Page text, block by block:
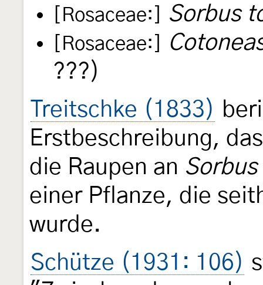
[Rosaceae:] Sorbus
[Rosaceae:]
???)
Treitschke (1833)
Erstbeschreibung,
die Raupen an
einer Pflanze, die
wurde.
Schütze (1931: 106)